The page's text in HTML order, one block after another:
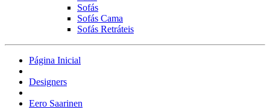
Sofás
Sofás Cama
Sofás Retráteis
Página Inicial
Designers
Eero Saarinen